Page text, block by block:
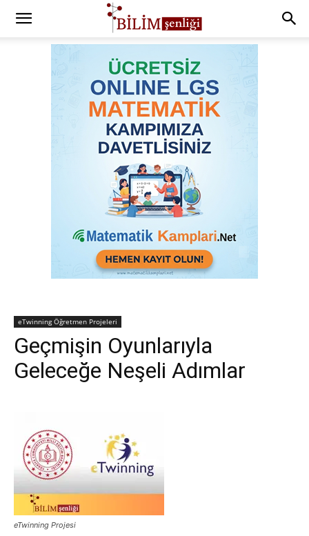
eTwinning Öğretmen Projeleri
Geçmişin Oyunlarıyla
Geleceğe Neşeli Adımlar
eTwinning Projesi